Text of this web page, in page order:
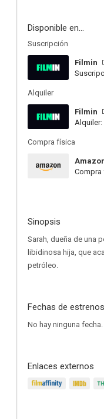
Disponible en...
Suscripción
Filmin
Alquiler
Filmin
Alquiler:
Compra física
Compra
Sinopsis
Sarah, dueña de una
libidinosa hija, que
petróleo.
Fechas de estrenos
No hay ninguna fecha.
Enlaces externos